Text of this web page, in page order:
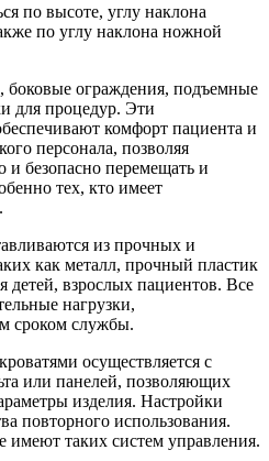
по высоте, углу наклона
по углу наклона ножной
ограждения, подъемные
для процедур. Эти
комфорт пациента и
персонала, позволяя
и безопасно перемещать и
тех, кто имеет
из прочных и
как металл, прочный пластик
детей, взрослых пациентов. Все
нагрузки,
сроком службы.
осуществляется с
или панелей, позволяющих
изделия. Настройки
повторного использования.
таких систем управления.